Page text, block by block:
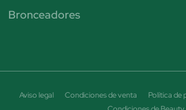
Bronceadores
Aviso legal Condiciones de venta Política de